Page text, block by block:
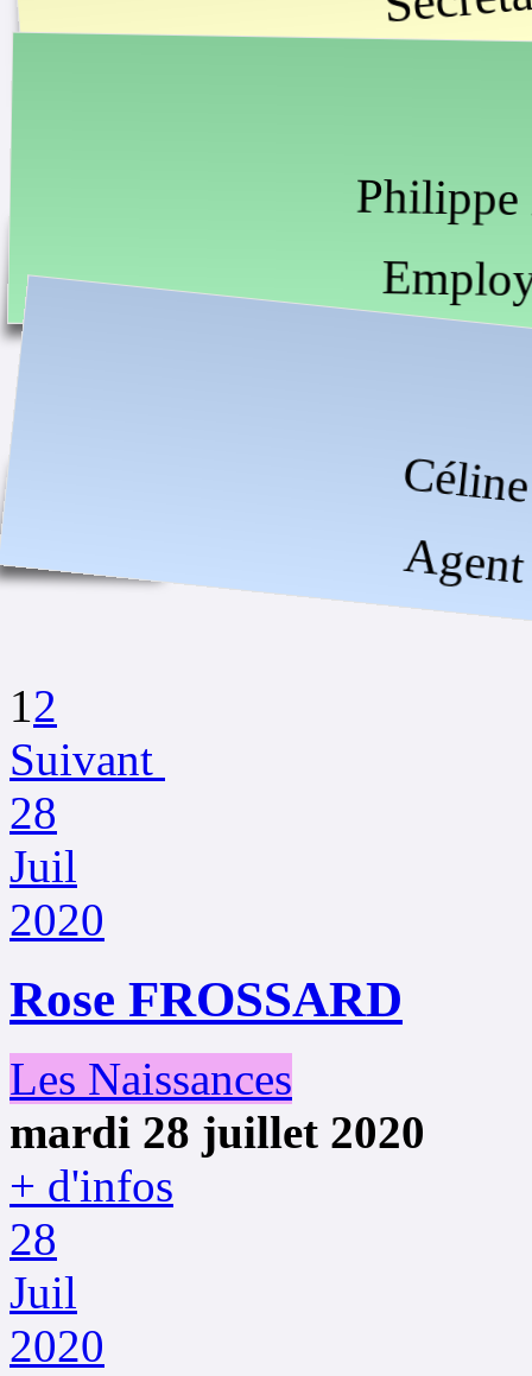
12
Suivant
28
Juil
2020
Rose FROSSARD
Les Naissances
mardi 28 juillet 2020
+ d'infos
28
Juil
2020